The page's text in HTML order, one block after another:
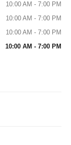
10:00 AM - 7:00 PM
10:00 AM - 7:00 PM
10:00 AM - 7:00 PM
10:00 AM - 7:00 PM